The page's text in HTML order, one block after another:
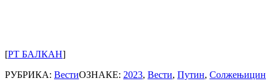
[РТ БАЛКАН]
РУБРИКА: ВестиОЗНАКЕ: 2023, Вести, Путин, Солжењицин